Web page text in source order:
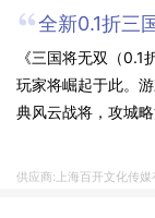
全新0.1折三
《三国将无双（0.1
玩家将崛起于此。
典风云战将，攻城
盘。灵活的应对对
供应商:上海百开文化传媒